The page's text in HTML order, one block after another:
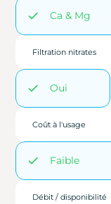
Ca & Mg
Filtration nitrates
Oui
Coût à l'usage
Faible
Débit / disponibilité